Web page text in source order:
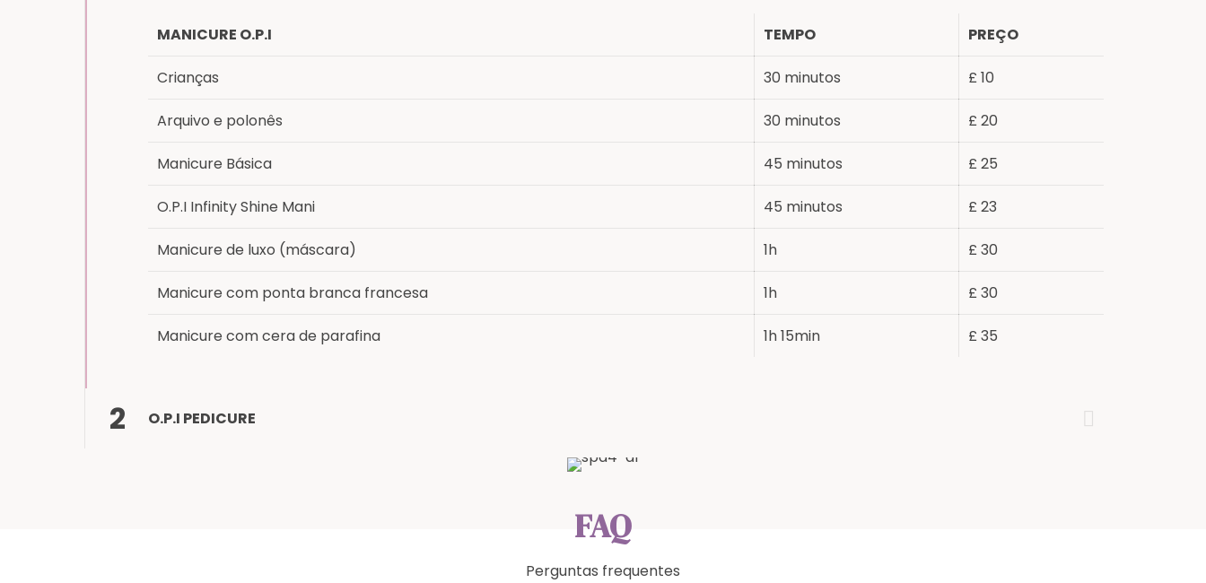
MANICURE O.P.I TEMPO PREÇO
Crianças 30 minutos £ 10
Arquivo e polonês 30 minutos £ 20
Manicure Básica 45 minutos £ 25
O.P.I Infinity Shine Mani 45 minutos £ 23
Manicure de luxo (máscara) 1h £ 30
Manicure com ponta branca francesa 1h £ 30
Manicure com cera de parafina 1h 15min £ 35
2 O.P.I PEDICURE
FAQ
Perguntas frequentes